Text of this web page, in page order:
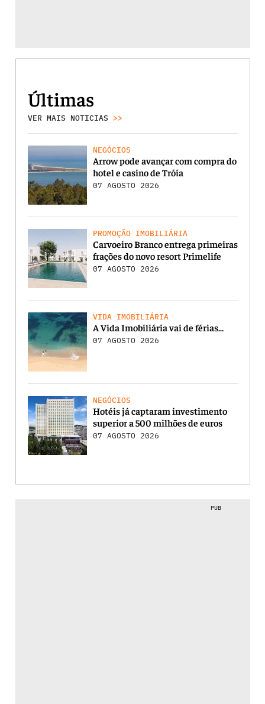
Últimas
VER MAIS NOTICIAS >>
NEGÓCIOS
Arrow pode avançar com compra do
hotel e casino de Tróia
07 AGOSTO 2026
PROMOÇÃO IMOBILIÁRIA
Carvoeiro Branco entrega primeiras
frações do novo resort Primelife
07 AGOSTO 2026
VIDA IMOBILIÁRIA
A Vida Imobiliária vai de férias…
07 AGOSTO 2026
NEGÓCIOS
Hotéis já captaram investimento
superior a 500 milhões de euros
07 AGOSTO 2026
PUB